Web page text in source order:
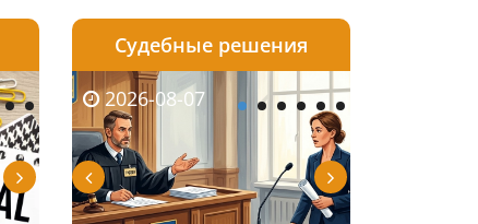
2026-08-06 2026-08-05
2026-08-04 2026-08-04
2026-08-07 2026-08-06
Судебные решения
2026-08-07